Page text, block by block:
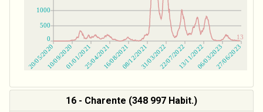
16 - Charente (348 997 Habit.)